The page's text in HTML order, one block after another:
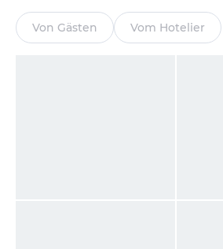
Von Gästen Vom Hotelier